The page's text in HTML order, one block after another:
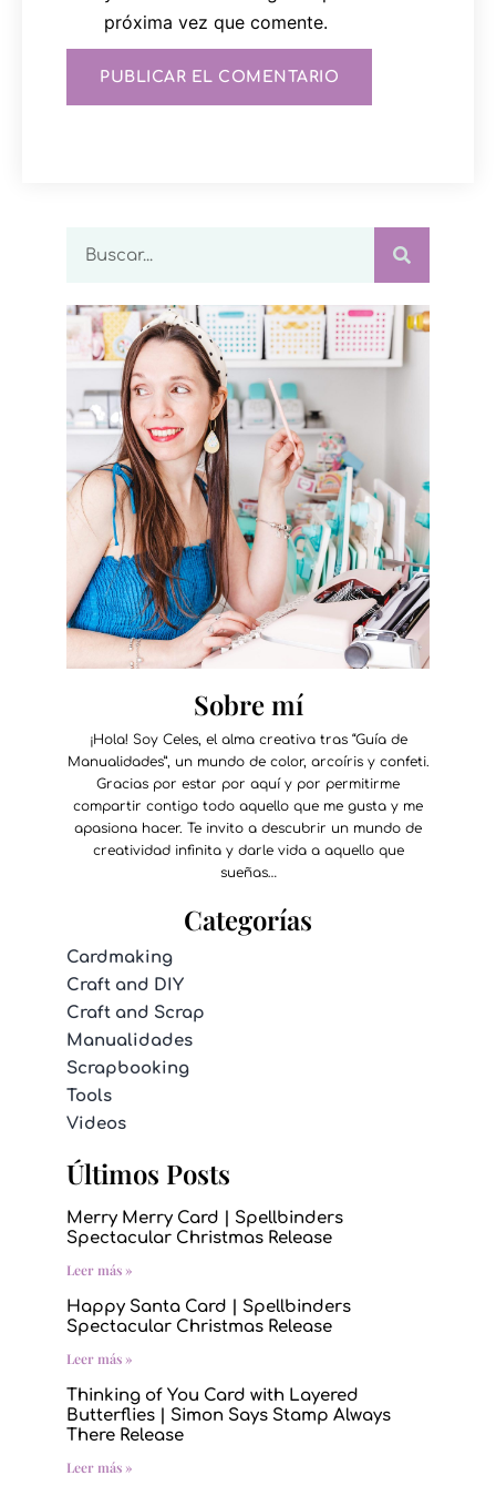
próxima vez que comente.
Sobre mí
¡Hola! Soy Celes, el alma creativa tras “Guía de
Manualidades”, un mundo de color, arcoíris y confeti.
Gracias por estar por aquí y por permitirme
compartir contigo todo aquello que me gusta y me
apasiona hacer. Te invito a descubrir un mundo de
creatividad infinita y darle vida a aquello que
sueñas…
Categorías
Cardmaking
Craft and DIY
Craft and Scrap
Manualidades
Scrapbooking
Tools
Videos
Últimos Posts
Merry Merry Card | Spellbinders
Spectacular Christmas Release
Leer más »
Happy Santa Card | Spellbinders
Spectacular Christmas Release
Leer más »
Thinking of You Card with Layered
Butterflies | Simon Says Stamp Always
There Release
Leer más »